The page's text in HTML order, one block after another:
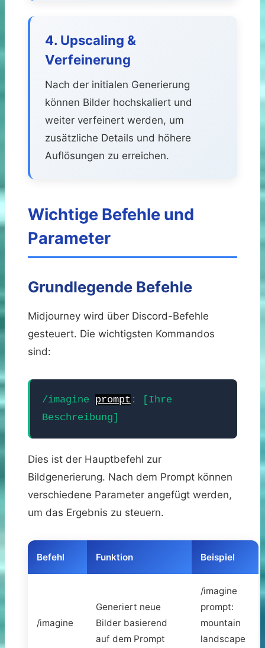
4. Upscaling &
Verfeinerung
Nach der initialen Generierung
können Bilder hochskaliert und
weiter verfeinert werden, um
zusätzliche Details und höhere
Auflösungen zu erreichen.
Wichtige Befehle und
Parameter
Grundlegende Befehle
Midjourney wird über Discord-Befehle
gesteuert. Die wichtigsten Kommandos
sind:
/imagine prompt : [Ihre
Beschreibung]
Dies ist der Hauptbefehl zur
Bildgenerierung. Nach dem Prompt können
verschiedene Parameter angefügt werden,
um das Ergebnis zu steuern.
Befehl Funktion Beispiel
/imagine
Generiert neue
Bilder basierend
auf dem Prompt
/imagine
prompt:
mountain
landscape